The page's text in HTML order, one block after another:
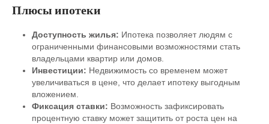
Плюсы ипотеки
Доступность жилья: Ипотека позволяет людям с
ограниченными финансовыми возможностями стать
владельцами квартир или домов.
Инвестиции: Недвижимость со временем может
увеличиваться в цене, что делает ипотеку выгодным
вложением.
Фиксация ставки: Возможность зафиксировать
процентную ставку может защитить от роста цен на